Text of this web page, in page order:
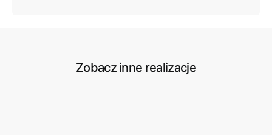
Zobacz inne realizacje